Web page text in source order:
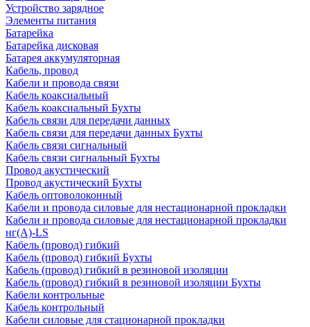
Устройство зарядное
Элементы питания
Батарейка
Батарейка дисковая
Батарея аккумуляторная
Кабель, провод
Кабели и провода связи
Кабель коаксиальный
Кабель коаксиальный Бухты
Кабель связи для передачи данных
Кабель связи для передачи данных Бухты
Кабель связи сигнальный
Кабель связи сигнальный Бухты
Провод акустический
Провод акустический Бухты
Кабель оптоволоконный
Кабели и провода силовые для нестационарной прокладки
Кабели и провода силовые для нестационарной прокладки
нг(А)-LS
Кабель (провод) гибкий
Кабель (провод) гибкий Бухты
Кабель (провод) гибкий в резиновой изоляции
Кабель (провод) гибкий в резиновой изоляции Бухты
Кабели контрольные
Кабель контрольный
Кабели силовые для стационарной прокладки